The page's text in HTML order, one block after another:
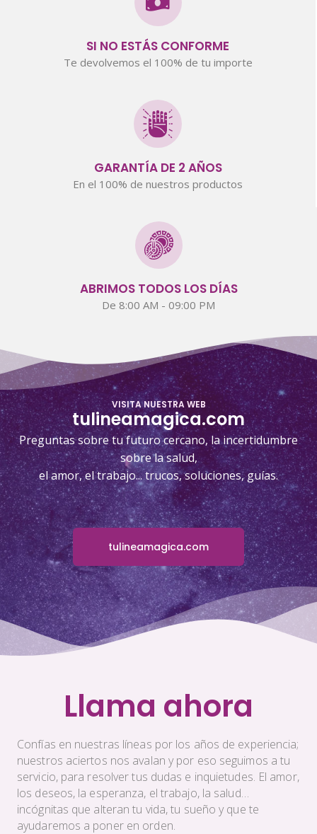
SI NO ESTÁS CONFORME
Te devolvemos el 100% de tu importe
GARANTÍA DE 2 AÑOS
En el 100% de nuestros productos
ABRIMOS TODOS LOS DÍAS
De 8:00 AM - 09:00 PM
VISITA NUESTRA WEB
tulineamagica.com
Preguntas sobre tu futuro cercano, la incertidumbre
sobre la salud,
el amor, el trabajo... trucos, soluciones, guías.
tulineamagica.com
Llama ahora
Confías en nuestras líneas por los años de experiencia;
nuestros aciertos nos avalan y por eso seguimos a tu
servicio, para resolver tus dudas e inquietudes. El amor,
los deseos, la esperanza, el trabajo, la salud…
incógnitas que alteran tu vida, tu sueño y que te
ayudaremos a poner en orden.